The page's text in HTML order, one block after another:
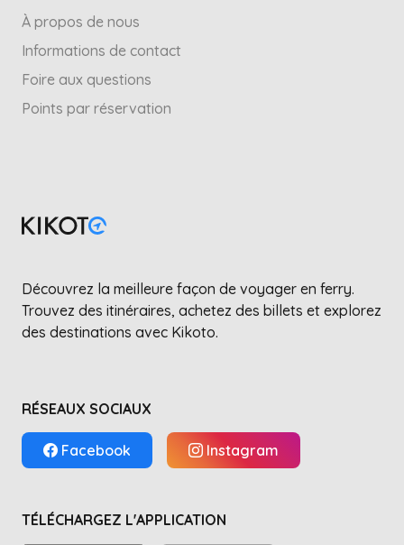
À propos de nous
Informations de contact
Foire aux questions
Points par réservation
Découvrez la meilleure façon de voyager en ferry.
Trouvez des itinéraires, achetez des billets et explorez
des destinations avec Kikoto.
RÉSEAUX SOCIAUX
Facebook Instagram
TÉLÉCHARGEZ L'APPLICATION